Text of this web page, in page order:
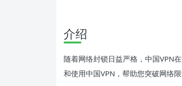
介绍
随着网络封锁日益严格，中国VPN
和使用中国VPN，帮助您突破网络